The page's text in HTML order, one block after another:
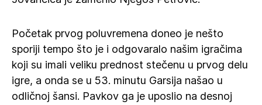
Početak prvog poluvremena doneo je nešto
sporiji tempo što je i odgovaralo našim igračima
koji su imali veliku prednost stečenu u prvog delu
igre, a onda se u 53. minutu Garsija našao u
odličnoj šansi. Pavkov ga je uposlio na desnoj